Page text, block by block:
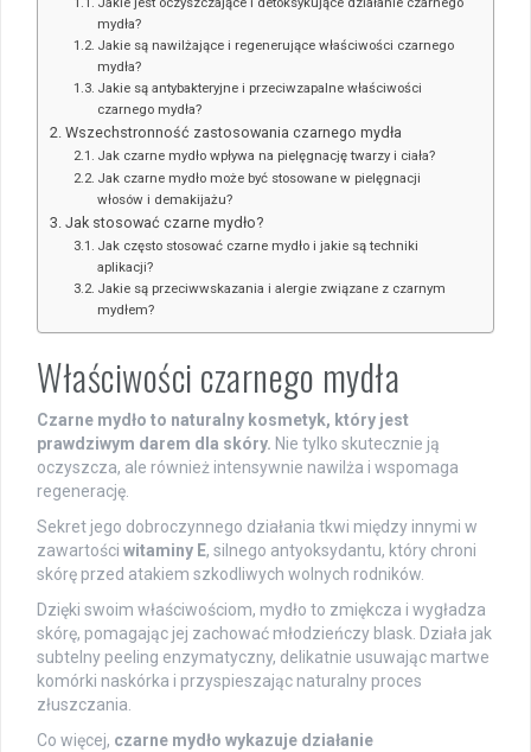
mydła?
Jakie są nawilżające i regenerujące właściwości czarnego
mydła?
Jakie są antybakteryjne i przeciwzapalne właściwości
czarnego mydła?
Wszechstronność zastosowania czarnego mydła
Jak czarne mydło wpływa na pielęgnację twarzy i ciała?
Jak czarne mydło może być stosowane w pielęgnacji
włosów i demakijażu?
Jak stosować czarne mydło?
Jak często stosować czarne mydło i jakie są techniki
aplikacji?
Jakie są przeciwwskazania i alergie związane z czarnym
mydłem?
Właściwości czarnego mydła
Czarne mydło to naturalny kosmetyk, który jest
prawdziwym darem dla skóry. Nie tylko skutecznie ją
oczyszcza, ale również intensywnie nawilża i wspomaga
regenerację.
Sekret jego dobroczynnego działania tkwi między innymi w
zawartości witaminy E, silnego antyoksydantu, który chroni
skórę przed atakiem szkodliwych wolnych rodników.
Dzięki swoim właściwościom, mydło to zmiękcza i wygładza
skórę, pomagając jej zachować młodzieńczy blask. Działa jak
subtelny peeling enzymatyczny, delikatnie usuwając martwe
komórki naskórka i przyspieszając naturalny proces
złuszczania.
Co więcej, czarne mydło wykazuje działanie